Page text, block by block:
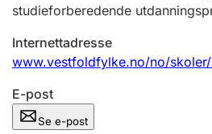
studieforberedende
Internettadresse
www.vestfoldfylke.no/no/
E-post
Se e-post